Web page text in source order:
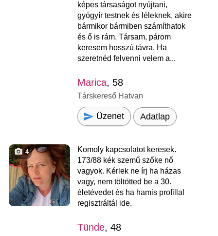
képes társaságot nyújtani,
gyógyír testnek és léleknek, akire
bármikor bármiben számíthatok
és ő is rám. Társam, párom
keresem hosszú távra. Ha
szeretnéd felvenni velem a...
Marica, 58
Társkereső Hatvan
Üzenet Adatlap
4
Komoly kapcsolatot keresek.
173/88 kék szemű szőke nő
vagyok. Kérlek ne írj ha házas
vagy, nem töltötted be a 30.
életévedet és ha hamis profillal
regisztráltál ide.
Tünde, 48